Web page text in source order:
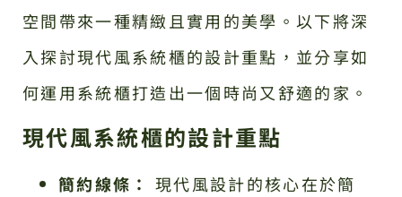
空間帶來一種精緻且實用的美學。以下將深
入探討現代風系統櫃的設計重點，並分享如
何運用系統櫃打造出一個時尚又舒適的家。
現代風系統櫃的設計重點
簡約線條：
現代風設計的核心在於簡